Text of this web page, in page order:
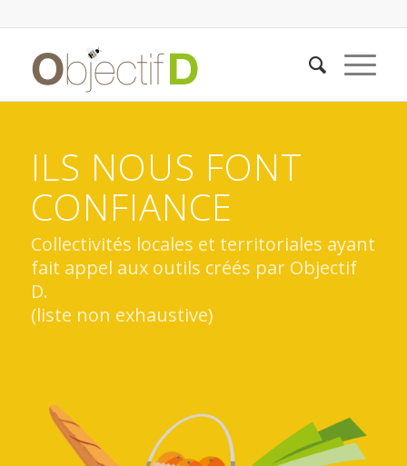
ILS NOUS FONT
CONFIANCE
Collectivités locales et territoriales ayant
fait appel aux outils créés par Objectif
D.
(liste non exhaustive)